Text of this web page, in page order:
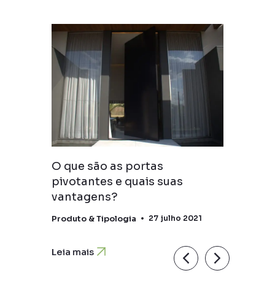
O que são as portas
pivotantes e quais suas
vantagens?
Produto & Tipologia 27 julho 2021
Leia mais